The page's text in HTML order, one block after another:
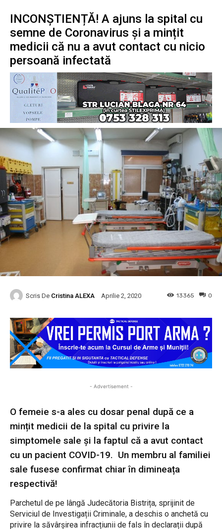
INCONȘTIENȚĂ! A ajuns la spital cu
semne de Coronavirus și a mințit
medicii că nu a avut contact cu nicio
persoană infectată
Scris De Cristina ALEXA Aprilie 2, 2020 0
13365
- Advertisement -
O femeie s-a ales cu dosar penal după ce a
mințit medicii de la spital cu privire la
simptomele sale și la faptul că a avut contact
cu un pacient COVID-19. Un membru al familiei
sale fusese confirmat chiar în dimineața
respectivă!
Parchetul de pe lângă Judecătoria Bistrița, sprijinit de
Serviciul de Investigații Criminale, a deschis o anchetă cu
privire la săvârșirea infracțiunii de fals în declarații după